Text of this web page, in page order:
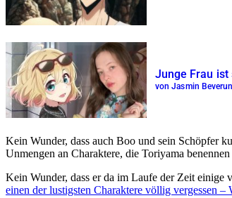
Junge Frau
von Jasmin
Kein Wunder, dass auch Boo und sein Schöpfer
Unmengen an Charaktere, die Toriyama benennen
Kein Wunder, dass er da im Laufe der Zeit einige
einen der lustigsten Charaktere völlig vergessen